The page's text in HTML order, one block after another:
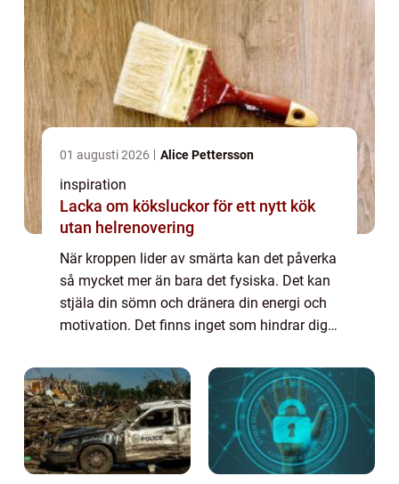
01 augusti 2026 Alice Pettersson
inspiration
Lacka om köksluckor för ett nytt kök
utan helrenovering
När kroppen lider av smärta kan det påverka
så mycket mer än bara det fysiska. Det kan
stjäla din sömn och dränera din energi och
motivation. Det finns inget som hindrar dig